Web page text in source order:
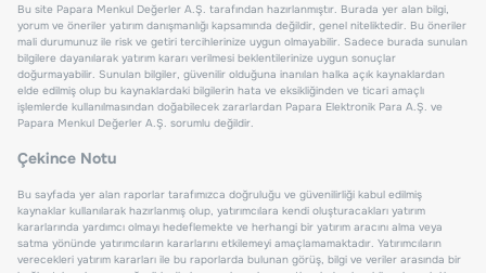
Bu site Papara Menkul Değerler A.Ş. tarafından hazırlanmıştır. Burada yer alan bilgi,
yorum ve öneriler yatırım danışmanlığı kapsamında değildir, genel niteliktedir. Bu öneriler
mali durumunuz ile risk ve getiri tercihlerinize uygun olmayabilir. Sadece burada sunulan
bilgilere dayanılarak yatırım kararı verilmesi beklentilerinize uygun sonuçlar
doğurmayabilir. Sunulan bilgiler, güvenilir olduğuna inanılan halka açık kaynaklardan
elde edilmiş olup bu kaynaklardaki bilgilerin hata ve eksikliğinden ve ticari amaçlı
işlemlerde kullanılmasından doğabilecek zararlardan Papara Elektronik Para A.Ş. ve
Papara Menkul Değerler A.Ş. sorumlu değildir.
Çekince Notu
Bu sayfada yer alan raporlar tarafımızca doğruluğu ve güvenilirliği kabul edilmiş
kaynaklar kullanılarak hazırlanmış olup, yatırımcılara kendi oluşturacakları yatırım
kararlarında yardımcı olmayı hedeflemekte ve herhangi bir yatırım aracını alma veya
satma yönünde yatırımcıların kararlarını etkilemeyi amaçlamamaktadır. Yatırımcıların
verecekleri yatırım kararları ile bu raporlarda bulunan görüş, bilgi ve veriler arasında bir